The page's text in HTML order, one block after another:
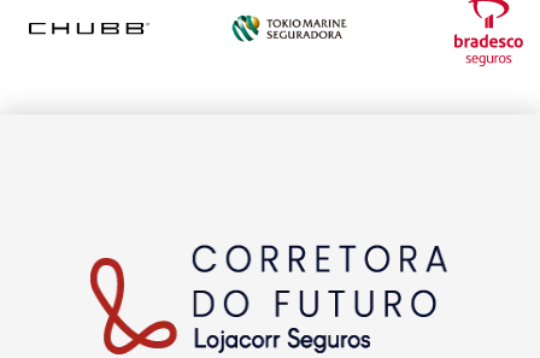
propósito de conscientizar as pessoas da importância da
proteção do seguro e do papel do corretor.